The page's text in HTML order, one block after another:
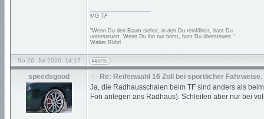
MG TF
"Wenn Du den Baum siehst, in den Du reinfährst, hast Du
untersteuert. Wenn Du ihn nur hörst, hast Du übersteuert."
Walter Röhrl
So 26. Jul 2026, 14:17
speedsgood
Re: Reifenwahl 16 Zoll bei sportlicher Fahrweise.
Ja, die Radhausschalen beim TF sind anders als
Fön anlegen ans Radhaus). Schleifen aber nur bei